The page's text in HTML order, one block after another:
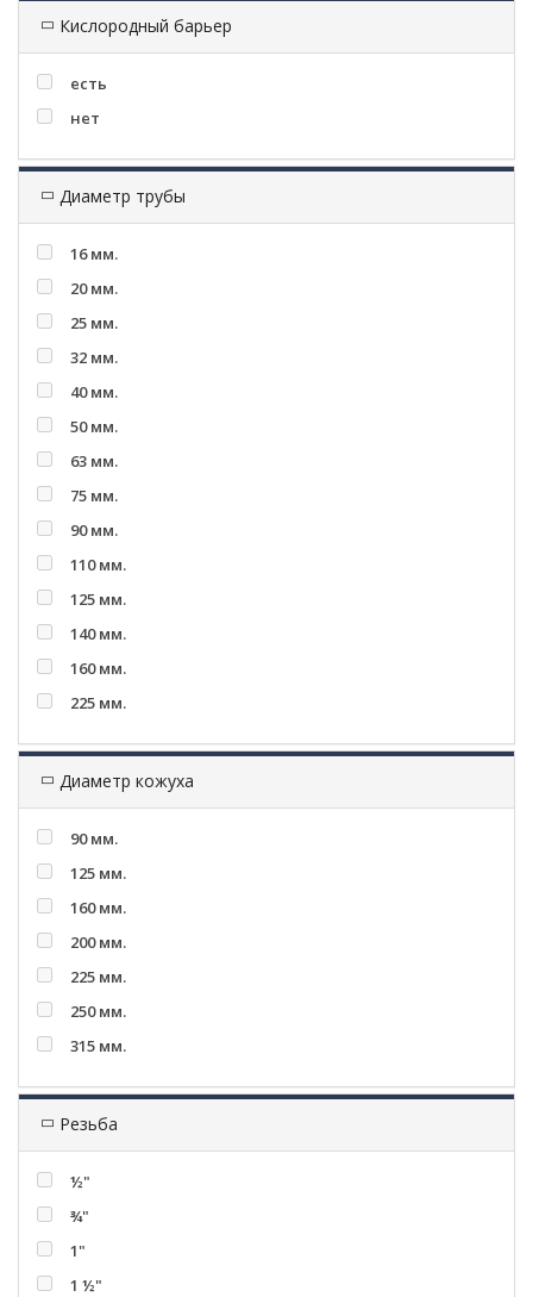
Кислородный барьер
есть
нет
Диаметр трубы
16 мм.
20 мм.
25 мм.
32 мм.
40 мм.
50 мм.
63 мм.
75 мм.
90 мм.
110 мм.
125 мм.
140 мм.
160 мм.
225 мм.
Диаметр кожуха
90 мм.
125 мм.
160 мм.
200 мм.
225 мм.
250 мм.
315 мм.
Резьба
½"
¾"
1"
1 ½"